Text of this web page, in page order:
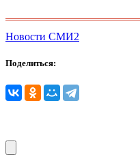
Новости СМИ2
Поделиться: